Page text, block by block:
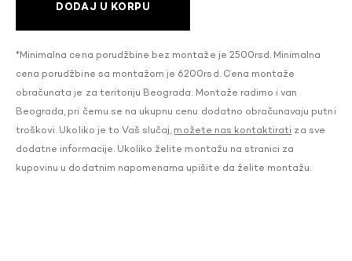
DODAJ U KORPU
*Minimalna cena porudžbine bez montaže je 2500rsd. Minimalna
cena porudžbine sa montažom je 6200rsd. Cena montaže
obračunata je za teritoriju Beograda. Montaže radimo i van
Beograda, pri čemu se na ukupnu cenu dodatno obračunavaju putni
troškovi. Ukoliko je to Vaš slučaj, možete nas kontaktirati za sve
dodatne informacije. Ukoliko želite montažu na stranici za
kupovinu u dodatnim napomenama upišite da želite montažu.